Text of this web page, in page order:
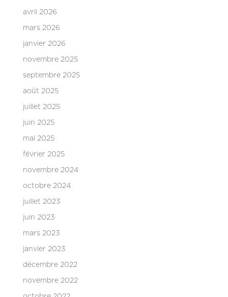
avril 2026
mars 2026
janvier 2026
novembre 2025
septembre 2025
août 2025
juillet 2025
juin 2025
mai 2025
février 2025
novembre 2024
octobre 2024
juillet 2023
juin 2023
mars 2023
janvier 2023
décembre 2022
novembre 2022